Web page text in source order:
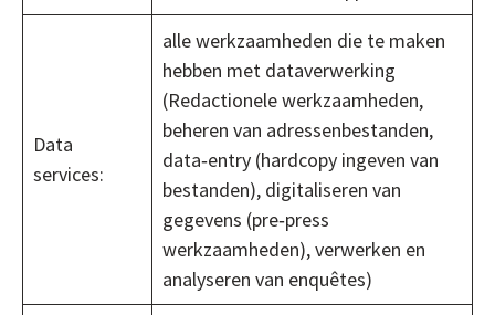
Data
services:
alle werkzaamheden die te maken
hebben met dataverwerking
(Redactionele werkzaamheden,
beheren van adressenbestanden,
data‐entry (hardcopy ingeven van
bestanden), digitaliseren van
gegevens (pre‐press
werkzaamheden), verwerken en
analyseren van enquêtes)